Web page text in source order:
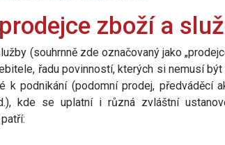
zboží a
(souhrnně zde označovaný jako
řadu povinností, kterých si nemusí
podnikání (podomní prodej, předváděcí
kde se uplatní i různá zvláštní